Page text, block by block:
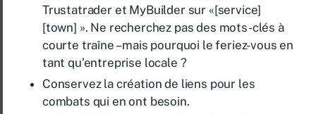
Trustatrader et MyBuilder sur «[service]
[town] ». Ne recherchez pas des mots-clés à
courte traîne – mais pourquoi le feriez-vous en
tant qu’entreprise locale ?
Conservez la création de liens pour les
combats qui en ont besoin.